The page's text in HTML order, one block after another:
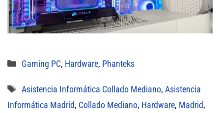
Categorías
Gaming PC, Hardware, Phanteks
Etiquetas
Asistencia Informática Collado Mediano, Asistencia
Informática Madrid, Collado Mediano, Hardware, Madrid,